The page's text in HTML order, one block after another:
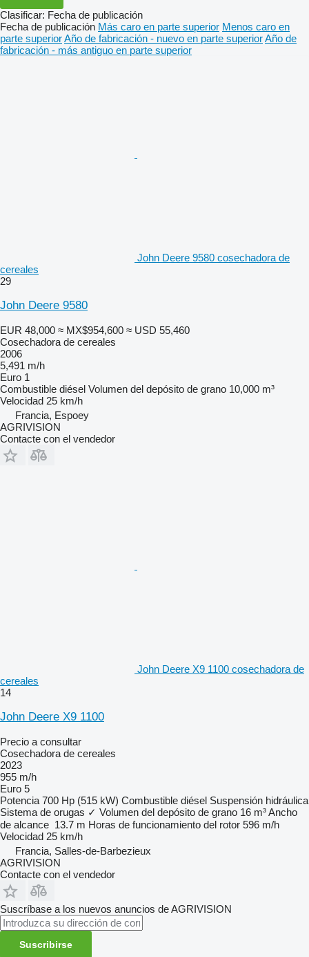
Clasificar: Fecha de publicación
Fecha de publicación Más caro en parte superior Menos caro en
parte superiorAño de fabricación - nuevo en parte superiorAño de
fabricación - más antiguo en parte superior
John Deere 9580 cosechadora de
cereales
29
John Deere 9580
EUR 48,000 ≈ MX$954,600 ≈ USD 55,460
Cosechadora de cereales
2006
5,491 m/h
Euro 1
Combustible diésel Volumen del depósito de grano 10,000 m³
Velocidad 25 km/h
Francia, Espoey
AGRIVISION
Contacte con el vendedor
John Deere X9 1100 cosechadora de
cereales
14
John Deere X9 1100
Precio a consultar
Cosechadora de cereales
2023
955 m/h
Euro 5
Potencia 700 Hp (515 kW) Combustible diésel Suspensión hidráulica
Sistema de orugas ✓ Volumen del depósito de grano 16 m³Ancho
de alcance 13.7 m Horas de funcionamiento del rotor 596 m/h
Velocidad 25 km/h
Francia, Salles-de-Barbezieux
AGRIVISION
Contacte con el vendedor
Suscríbase a los nuevos anuncios de AGRIVISION
Suscribirse